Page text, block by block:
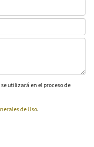
utilizará en el proceso de
de Uso.